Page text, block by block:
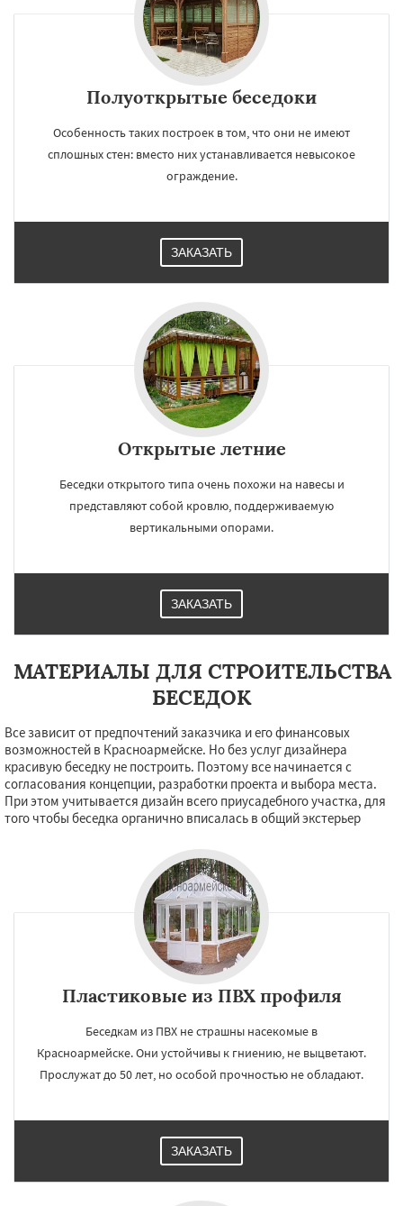
Полуоткрытые беседоки
Особенность таких построек в том, что они не имеют
сплошных стен: вместо них устанавливается невысокое
ограждение.
ЗАКАЗАТЬ
Открытые летние
Беседки открытого типа очень похожи на навесы и
представляют собой кровлю, поддерживаемую
вертикальными опорами.
ЗАКАЗАТЬ
МАТЕРИАЛЫ ДЛЯ СТРОИТЕЛЬСТВА
БЕСЕДОК
Все зависит от предпочтений заказчика и его финансовых
возможностей в Красноармейске. Но без услуг дизайнера
красивую беседку не построить. Поэтому все начинается с
согласования концепции, разработки проекта и выбора места.
При этом учитывается дизайн всего приусадебного участка, для
того чтобы беседка органично вписалась в общий экстерьер
Пластиковые из ПВХ профиля
Беседкам из ПВХ не страшны насекомые в
Красноармейске. Они устойчивы к гниению, не выцветают.
Прослужат до 50 лет, но особой прочностью не обладают.
ЗАКАЗАТЬ